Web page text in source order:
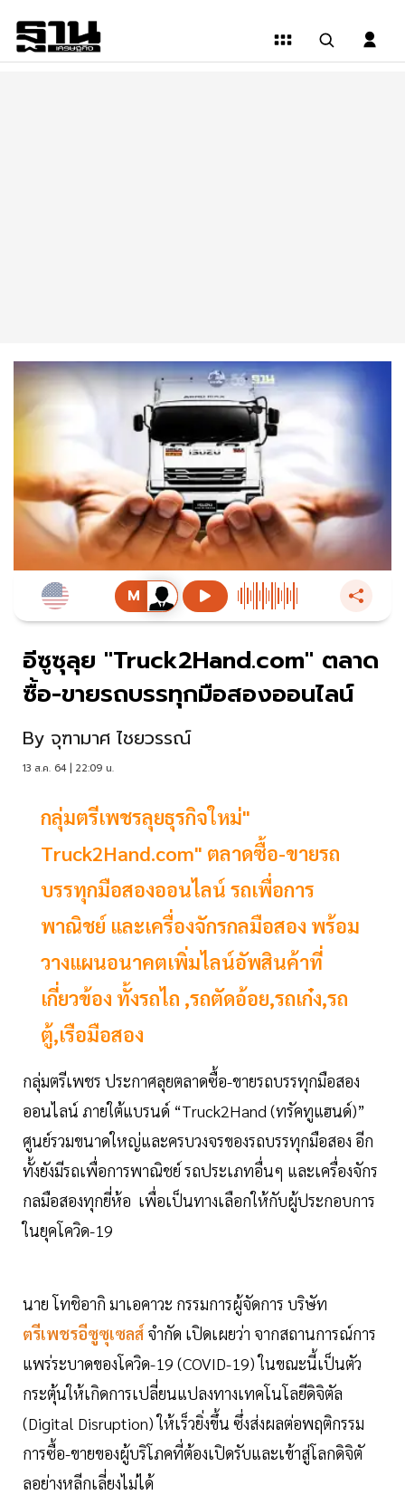
อีซูซุลุย "Truck2Hand.com" ตลาด
ซื้อ-ขายรถบรรทุกมือสองออนไลน์
By จุฑามาศ ไชยวรรณ์
13 ส.ค. 64 | 22:09 น.
กลุ่มตรีเพชรลุยธุรกิจใหม่"
Truck2Hand.com" ตลาดซื้อ-ขายรถ
บรรทุกมือสองออนไลน์ รถเพื่อการ
พาณิชย์ และเครื่องจักรกลมือสอง พร้อม
วางแผนอนาคตเพิ่มไลน์อัพสินค้าที่
เกี่ยวข้อง ทั้งรถไถ ,รถตัดอ้อย,รถเก๋ง,รถ
ตู้,เรือมือสอง
กลุ่มตรีเพชร ประกาศลุยตลาดซื้อ-ขายรถบรรทุกมือสอง
ออนไลน์ ภายใต้แบรนด์ “Truck2Hand (ทรัคทูแฮนด์)”
ศูนย์รวมขนาดใหญ่และครบวงจรของรถบรรทุกมือสอง อีก
ทั้งยังมีรถเพื่อการพาณิชย์ รถประเภทอื่นๆ และเครื่องจักร
กลมือสองทุกยี่ห้อ เพื่อเป็นทางเลือกให้กับผู้ประกอบการ
ในยุคโควิด-19
นาย โทชิอากิ มาเอคาวะ กรรมการผู้จัดการ บริษัท
ตรีเพชรอีซูซุเซลส์ จำกัด เปิดเผยว่า จากสถานการณ์การ
แพร่ระบาดของโควิด-19 (COVID-19) ในขณะนี้เป็นตัว
กระตุ้นให้เกิดการเปลี่ยนแปลงทางเทคโนโลยีดิจิตัล
(Digital Disruption) ให้เร็วยิ่งขึ้น ซึ่งส่งผลต่อพฤติกรรม
การซื้อ-ขายของผู้บริโภคที่ต้องเปิดรับและเข้าสู่โลกดิจิตั
ลอย่างหลีกเลี่ยงไม่ได้